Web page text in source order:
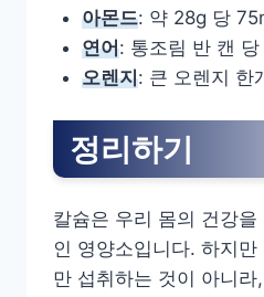
아몬드: 약 28g 당
연어: 통조림 반 캔
오렌지: 큰 오렌지 한
정리하기
칼슘은 우리 몸의 건강
인 영양소입니다. 하지
만 섭취하는 것이 아니